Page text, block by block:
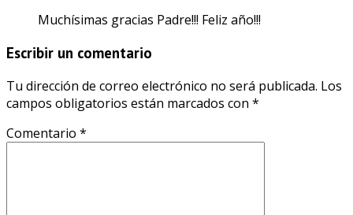
Muchísimas gracias Padre!!! Feliz año!!!
Escribir un comentario
Tu dirección de correo electrónico no será publicada. Los
campos obligatorios están marcados con *
Comentario *